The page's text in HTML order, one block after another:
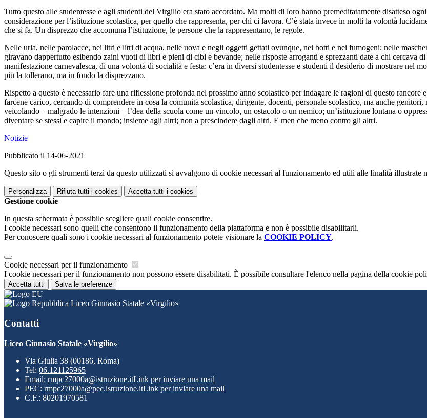
Tutto questo alle studentesse e agli studenti del Virgilio era stato accordato. Ma molti di loro hanno premeditatamente disatteso
considerazione per l’istituzione scolastica, per quello che rappresenta, per chi ci lavora. C’è stata invece in molti la volontà
che si fa. Un disprezzo che accomuna l’istituzione, le persone che la rappresentano, le regole.
Nelle urla, nelle parolacce, nei litri e litri di acqua, nelle uova e negli oggetti gettati ovunque, nei botti e nei fumogeni; nelle
giravano dappertutto esibendo zaini vuoti di libri e pieni di cibi e bevande; nelle risposte arroganti e sprezzanti date a chi cercava
manifestazione carnevalesca, di una volontà di socialità e festa: c’era in diversi studentesse e studenti il desiderio di mostrare nel
più la tollerano, ma in fondo la disprezzano.
Rispetto a questo è necessario fare una riflessione profonda nel prossimo anno scolastico per indagare le ragioni di questo rancore
farcene carico, cercando di comprendere in cosa la comunità scolastica, dirigente, docenti, personale scolastico, ma anche
veicolando – malgrado le intenzioni – l’dea della scuola come un vincolo, un ostacolo o un nemico; un’istituzione lontana o
diventare se stessi e capire il mondo; insieme agli altri; non a prescindere dagli altri. E men che meno contro gli altri.
Notizie
Pubblicato il 14-06-2021
Questo sito o gli strumenti terzi da questo utilizzati si avvalgono di cookie necessari al funzionamento ed utili alle finalità illustrate
Personalizza Rifiuta tutti i cookies Accetta tutti i cookies
Gestione cookie
In questa schermata è possibile scegliere quali cookie consentire.
I cookie necessari sono quelli che consentono il funzionamento della piattaforma e non è possibile disabilitarli.
Per conoscere quali sono i cookie necessari al funzionamento potete visionare la COOKIE POLICY.
Cookie necessari per il funzionamento
I cookie necessari per il funzionamento non possono essere disabilitati. È possibile consultare l'elenco nella pagina della cookie
Accetta tutti Salva le preferenze
Liceo Ginnasio Statale «Virgilio»
Contatti
Liceo Ginnasio Statale «Virgilio»
Via Giulia 38 (00186, Roma)
Tel: 06.121125965
Email: rmpc27000a@istruzione.itLink per inviare una mail
PEC: rmpc27000a@pec.istruzione.itLink per inviare una mail
C.F.: 80201970581